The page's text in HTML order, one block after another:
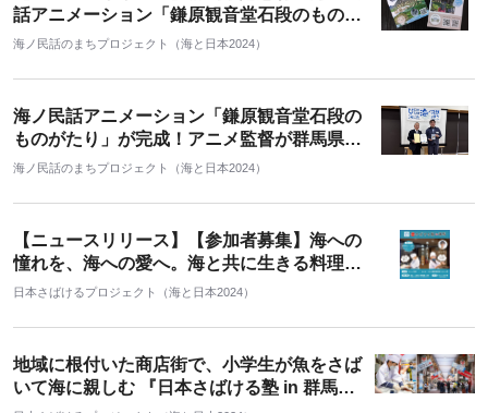
話アニメーション「鎌原観音堂石段のものが
たり」とコラボ 「オリジナル付箋」を販売
海ノ民話のまちプロジェクト（海と日本2024）
海ノ民話アニメーション「鎌原観音堂石段の
ものがたり」が完成！アニメ監督が群馬県嬬
恋村 熊川栄村長を表敬訪問し「海ノ民話のま
ました
海ノ民話のまちプロジェクト（海と日本2024）
【ニュースリリース】【参加者募集】海への
憧れを、海への愛へ。海と共に生きる料理人
になる一日。 「日本さばける塾 withよいど
日本さばけるプロジェクト（海と日本2024）
地域に根付いた商店街で、小学生が魚をさば
いて海に親しむ 『日本さばける塾 in 群馬』